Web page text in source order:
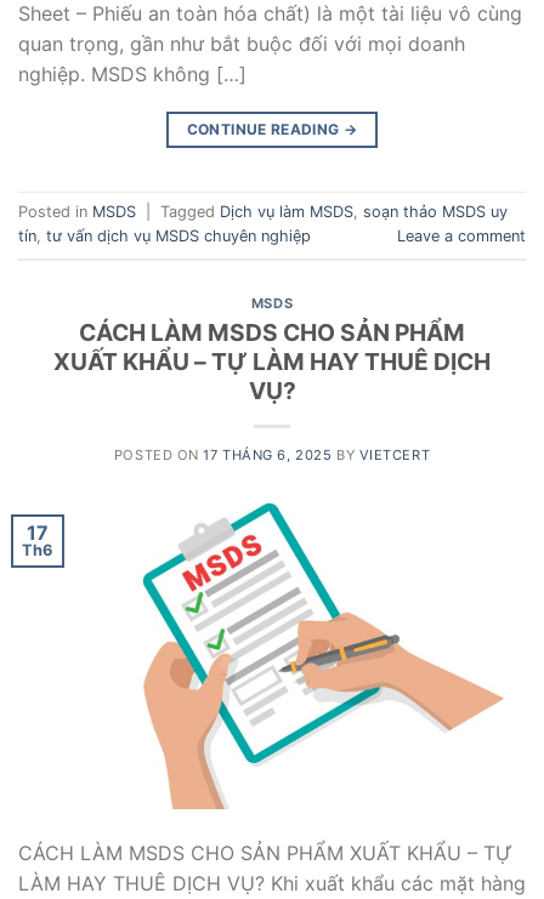
Sheet – Phiếu an toàn hóa chất) là một tài liệu vô cùng
quan trọng, gần như bắt buộc đối với mọi doanh
nghiệp. MSDS không […]
CONTINUE READING →
Posted in MSDS Tagged Dịch vụ làm MSDS, soạn thảo MSDS uy
tín, tư vấn dịch vụ MSDS chuyên nghiệp Leave a comment
MSDS
CÁCH LÀM MSDS CHO SẢN PHẨM
XUẤT KHẨU – TỰ LÀM HAY THUÊ DỊCH
VỤ?
POSTED ON17 THÁNG 6, 2025 BY VIETCERT
17
Th6
CÁCH LÀM MSDS CHO SẢN PHẨM XUẤT KHẨU – TỰ
LÀM HAY THUÊ DỊCH VỤ? Khi xuất khẩu các mặt hàng